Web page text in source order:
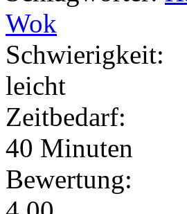
Wok
Schwierigkeit:
leicht
Zeitbedarf:
40 Minuten
Bewertung: